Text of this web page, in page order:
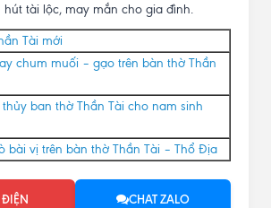
hút tài lộc, may mắn cho gia đình.
Tài mới
chum muối – gạo trên bàn thờ Thần
ban thờ Thần Tài cho nam sinh
bài vị trên bàn thờ Thần Tài – Thổ Địa
CHAT ZALO